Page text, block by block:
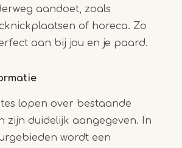
aandoet, zoals
of horeca. Zo
aan bij jou en je paard.
lopen over bestaande
zijn duidelijk aangegeven. In
wordt een